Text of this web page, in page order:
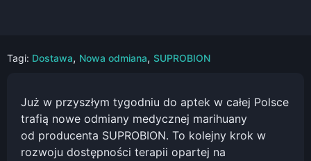
Tagi: Dostawa, Nowa odmiana, SUPROBION
Już w przyszłym tygodniu do aptek w całej Polsce
trafią nowe odmiany medycznej marihuany
od producenta SUPROBION. To kolejny krok w
rozwoju dostępności terapii opartej na